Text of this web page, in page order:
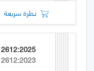
نظرة سريعة